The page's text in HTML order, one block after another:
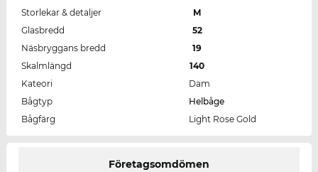
Storlekar & detaljer
M
Glasbredd
52
Näsbryggans bredd
19
Skalmlängd
140
Kateori
Dam
Bågtyp
Helbåge
Bågfärg
Light Rose Gold
Företagsomdömen